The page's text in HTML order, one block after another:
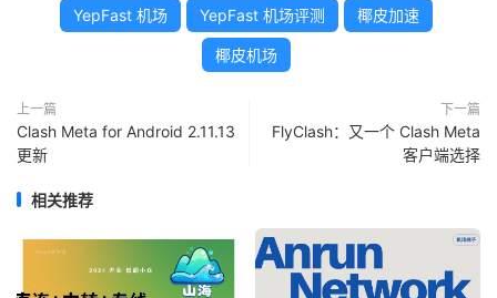
YepFast 机场 YepFast 机场评测 椰皮加速
椰皮机场
上一篇
Clash Meta for Android 2.11.13
更新
下一篇
FlyClash：又一个 Clash Meta
客户端选择
相关推荐